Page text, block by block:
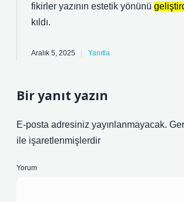
fikirler yazının estetik yönünü
kıldı.
Aralık 5, 2025 Yanıtla
Bir yanıt yazın
E-posta adresiniz yayınlanmayacak.
ile işaretlenmişlerdir
Yorum